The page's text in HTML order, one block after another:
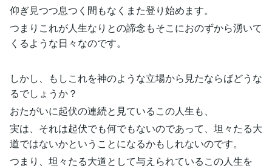
仰ぎ見つつ息つく間もなくまた登り始めます。
つまりこれが人生なりとの諦念もそこにおのずから湧いて
くるような日々なのです。
しかし、もしこれを神のような立場から見たならばどうな
るでしょうか？
おたがいに起伏の連続と見ているこの人生も、
実は、それは起伏でも何でもないのであって、坦々たる大
道ではないかということになるかもしれないのです。
つまり、坦々たる大道として与えられているこの人生を